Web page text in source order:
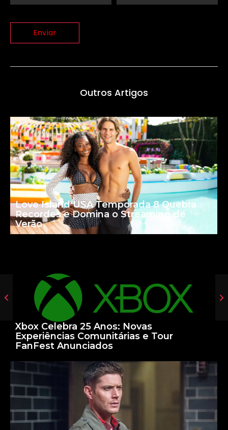
Outros Artigos
Love Island USA Temporada 8 Quebra
Recordes e Domina o Streaming de
Verão
Xbox Celebra 25 Anos: Novas
Experiências Comunitárias e Tour
FanFest Anunciados